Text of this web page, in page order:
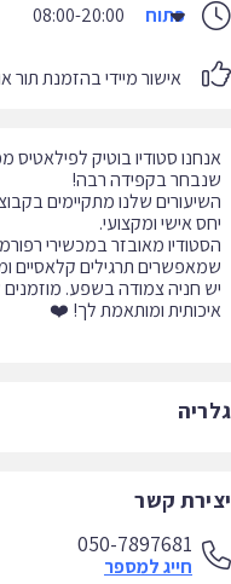
פתוח 08:00-20:00
אישור מיידי בהזמנת תור או
סטודיו בוטיק לפילאטיס
חניה צמודה בשפע. מוזמנים
קשר
050-7897681
חייג למספר